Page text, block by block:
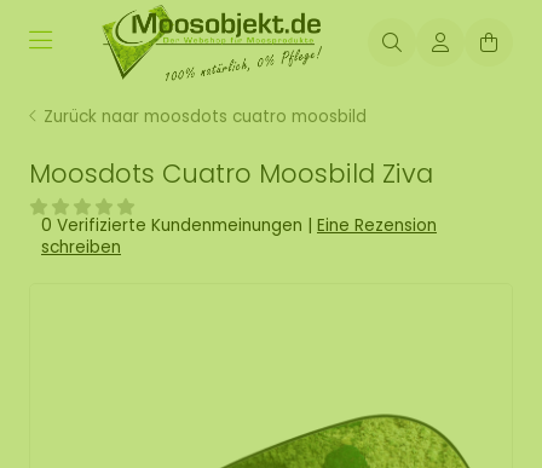
Zurück naar moosdots cuatro moosbild
Moosdots Cuatro Moosbild Ziva
0 Verifizierte Kundenmeinungen | Eine Rezension
schreiben